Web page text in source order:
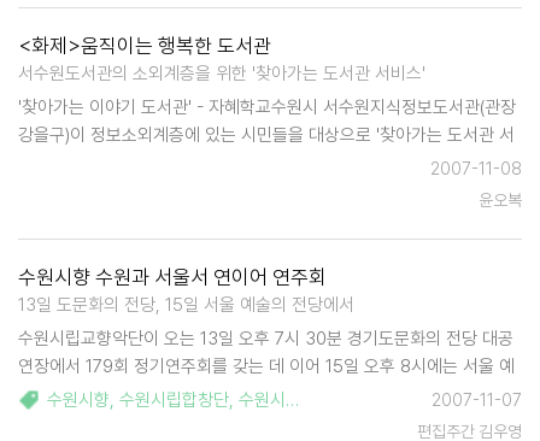
<화제>움직이는 행복한 도서관
서수원도서관의 소외계층을 위한 '찾아가는 도서관 서비스'
'찾아가는 이야기 도서관' - 자혜학교수원시 서수원지식정보도서관(관장
강을구)이 정보소외계층에 있는 시민들을 대상으로 '찾아가는 도서관 서
비스' 프로그램을 운영, 환영을 받고 있다. 이 사업은 2006년 도서관 개
관때 부터 소외계층 어린이 방과후 독서지도로 시작되어 2007년도에는
2007-11-08
윤오복
수원시향 수원과 서울서 연이어 연주회
13일 도문화의 전당, 15일 서울 예술의 전당에서
수원시립교향악단이 오는 13일 오후 7시 30분 경기도문화의 전당 대공
연장에서 179회 정기연주회를 갖는 데 이어 15일 오후 8시에는 서울 예
술의 전당 콘서트홀에서 제180회 정기 연주회를 연다. 클래식 애호가에
게 수준 높은 클래식을 선사하기 위해 마련된 이번 연주회는 박은성 지휘
수원시향, 수원시립합창단, 수원시 ,박은성 경기도문화의전당,김영호
2007-11-07
편집주간 김우영